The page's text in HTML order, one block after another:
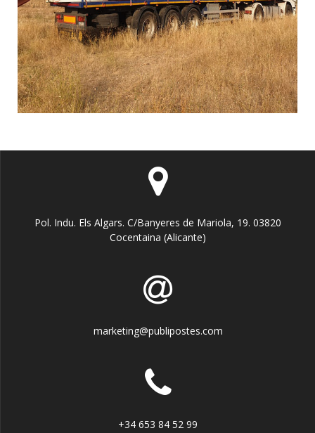
Pol. Indu. Els Algars. C/Banyeres de Mariola, 19. 03820
Cocentaina (Alicante)
marketing@publipostes.com
+34 653 84 52 99